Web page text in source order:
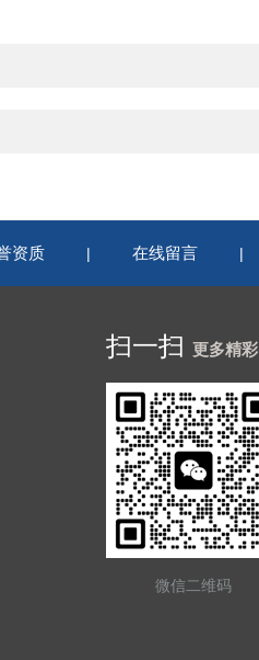
资质 | 在线留言 |
扫一扫 更多精彩
微信二维码